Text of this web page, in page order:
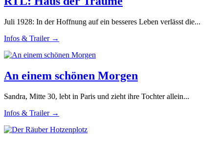
Juli 1928: In der Hoffnung auf ein besseres Leben verlässt die...
Infos & Trailer →
An einem schönen Morgen
Sandra, Mitte 30, lebt in Paris und zieht ihre Tochter allein...
Infos & Trailer →